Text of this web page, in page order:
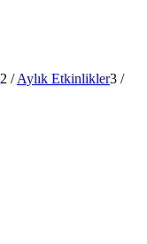
2 / Aylık Etkinlikler3 /